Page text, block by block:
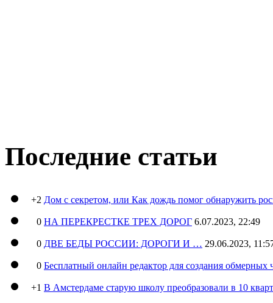
Последние статьи
+2 Дом с секретом, или Как дождь помог обнаружить
0 НА ПЕРЕКРЕСТКЕ ТРЕХ ДОРОГ 6.07.2023, 22:49
0 ДВЕ БЕДЫ РОССИИ: ДОРОГИ И … 29.06.2023,
0 Бесплатный онлайн редактор для создания обмерных
+1 В Амстердаме старую школу преобразовали в 10